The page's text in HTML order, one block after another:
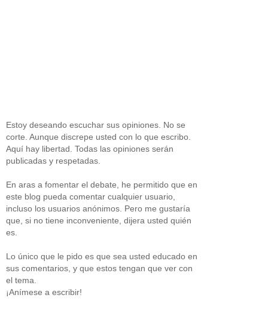
Estoy deseando escuchar sus opiniones. No se
corte. Aunque discrepe usted con lo que escribo.
Aquí hay libertad. Todas las opiniones serán
publicadas y respetadas.
En aras a fomentar el debate, he permitido que en
este blog pueda comentar cualquier usuario,
incluso los usuarios anónimos. Pero me gustaría
que, si no tiene inconveniente, dijera usted quién
es.
Lo único que le pido es que sea usted educado en
sus comentarios, y que estos tengan que ver con
el tema.
¡Anímese a escribir!